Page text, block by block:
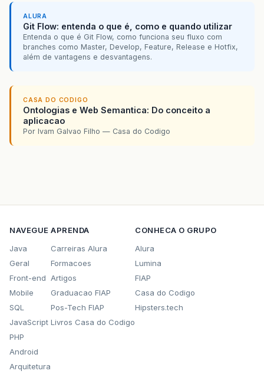
ALURA
Git Flow: entenda o que é, como e quando utilizar
Entenda o que é Git Flow, como funciona seu fluxo com
branches como Master, Develop, Feature, Release e Hotfix,
além de vantagens e desvantagens.
CASA DO CODIGO
Ontologias e Web Semantica: Do conceito a
aplicacao
Por Ivam Galvao Filho — Casa do Codigo
NAVEGUE
Java
Geral
Front-end
Mobile
SQL
JavaScript
PHP
Android
Arquitetura
APRENDA
Carreiras Alura
Formacoes
Artigos
Graduacao FIAP
Pos-Tech FIAP
Livros Casa do Codigo
CONHECA O GRUPO
Alura
Lumina
FIAP
Casa do Codigo
Hipsters.tech